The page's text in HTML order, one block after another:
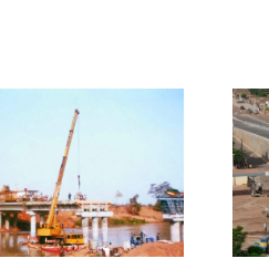
pont de bagre